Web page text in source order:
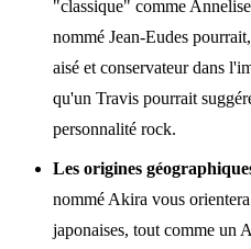
"classique" comme
nommé Jean-Eudes
aisé et conservateur dans
qu'un Travis pourrait
personnalité rock.
Les origines
nommé Akira vous
japonaises, tout comme un